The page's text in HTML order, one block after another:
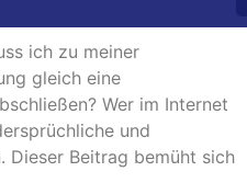
ich zu meiner
gleich eine
Wer im Internet
und
Dieser Beitrag bemüht sich